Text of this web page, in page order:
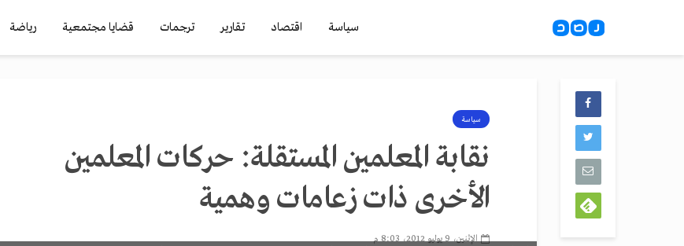
سياسة اقتصاد تقارير ترجمات قضايا مجتمعية رياضة
سياسة
نقابة المعلمين المستقلة: حركات المعلمين
الأخرى ذات زعامات وهمية
الإثنين، 9 يوليو 2012، 8:03 م